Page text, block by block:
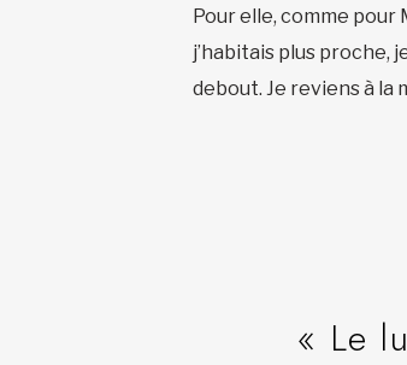
Pour elle, comme pour
j’habitais plus proche,
debout. Je reviens à la
« Le